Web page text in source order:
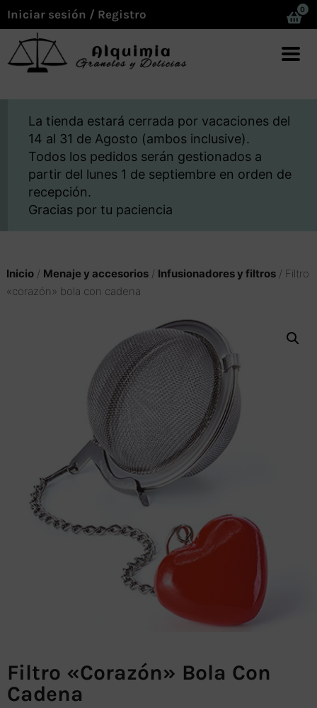
Iniciar sesión / Registro 0
La tienda estará cerrada por vacaciones del
14 al 31 de Agosto (ambos inclusive).
Todos los pedidos serán gestionados a
partir del lunes 1 de septiembre en orden de
recepción.
Gracias por tu paciencia
Inicio/ Menaje y accesorios/ Infusionadores y filtros/ Filtro
«corazón» bola con cadena
Filtro «corazón» Bola Con
Cadena